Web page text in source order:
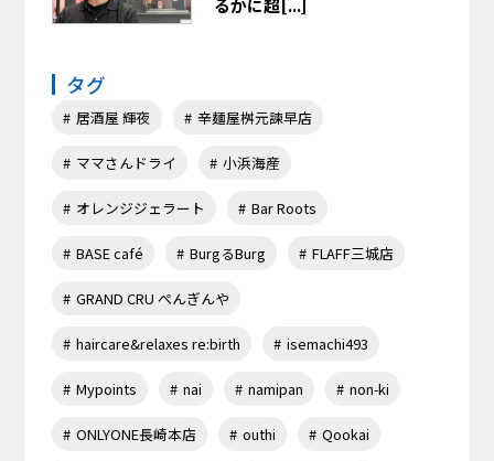
るかに超[...]
タグ
居酒屋 輝夜 辛麺屋桝元諫早店
ママさんドライ 小浜海産
オレンジジェラート Bar Roots
BASE café BurgるBurg FLAFF三城店
GRAND CRU ぺんぎんや
haircare&relaxes re:birth isemachi493
Mypoints nai namipan non-ki
ONLYONE長崎本店 outhi Qookai